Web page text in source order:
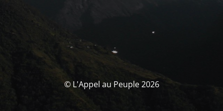
© L'Appel au Peuple 2026